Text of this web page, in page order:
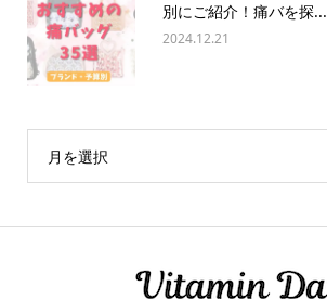
別にご紹介！痛バを探...
2024.12.21
月を選択